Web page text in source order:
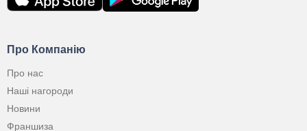
Про Компанію
Про нас
Наші нагороди
Новини
Франшиза